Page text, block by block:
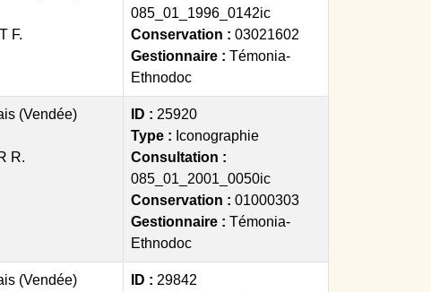
F.
085_01_1996_0142ic
Conservation : 03021602
Gestionnaire : Témonia-
Ethnodoc
(Vendée)
R.
ID : 25920
Type : Iconographie
Consultation :
085_01_2001_0050ic
Conservation : 01000303
Gestionnaire : Témonia-
Ethnodoc
(Vendée)
ID : 29842